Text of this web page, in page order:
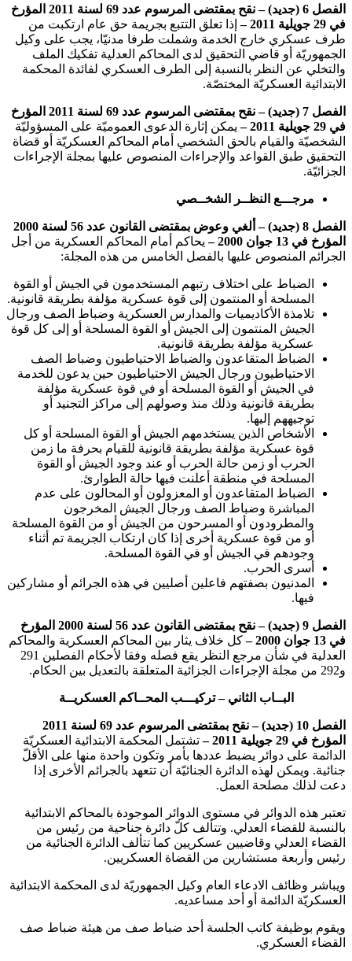
الفصل 6 (جديد) – نقح
بمقتضى المرسوم عدد 69 لسنة 2011 المؤرخ
في 29 جويلية 2011 –
إذا تعلق التتبع بجريمة حق عام ارتكبت من
طرف عسكري خارج الخدمة وشملت طرفا مدنيّا، يجب على وكيل
الجمهوريّة أو قاضي التحقيق لدى المحاكم العدلية تفكيك الملف
والتخلي عن النظر بالنسبة إلى الطرف العسكري لفائدة المحكمة
الابتدائية العسكريّة المختصّة.
الفصل 7 (جديد) – نقح
بمقتضى المرسوم عدد 69 لسنة 2011 المؤرخ
في 29 جويلية 2011 –
يمكن إثارة الدعوى العموميّة على المسؤوليّة
الشخصيّة والقيام بالحق الشخصي أمام المحاكم العسكريّة أو قضاة
التحقيق طبق القواعد والإجراءات المنصوص عليها بمجلة الإجراءات
الجزائيّة.
مرجـــع النظــر الشخــصي
الفصل 8 (جديد) – ألغي وعوض بمقتضى القانون عدد 56 لسنة 2000
المؤرخ في 13 جوان 2000 –
يحاكم أمام المحاكم العسكرية من أجل
الجرائم المنصوص عليها بالفصل الخامس من هذه المجلة:
الضباط على اختلاف رتبهم المستخدمون في الجيش أو القوة
المسلحة أو المنتمون إلى قوة عسكرية مؤلفة بطريقة قانونية.
تلامذة الأكاديميات والمدارس العسكرية وضباط الصف ورجال
الجيش المنتمون إلى الجيش أو القوة المسلحة أو إلى كل قوة
عسكرية مؤلفة بطريقة قانونية.
الضباط المتقاعدون والضباط الاحتياطيون وضباط الصف
الاحتياطيون ورجال الجيش الاحتياطيون حين يدعون للخدمة
في الجيش أو القوة المسلحة أو في قوة عسكرية مؤلفة
بطريقة قانونية وذلك منذ وصولهم إلى مراكز التجنيد أو
توجيههم إليها.
الأشخاص الذين يستخدمهم الجيش أو القوة المسلحة أو كل
قوة عسكرية مؤلفة بطريقة قانونية للقيام بحرفة ما زمن
الحرب أو زمن حالة الحرب أو عند وجود الجيش أو القوة
المسلحة في منطقة أعلنت فيها حالة الطوارئ.
الضباط المتقاعدون أو المعزولون أو المحالون على عدم
المباشرة وضباط الصف ورجال الجيش المخرجون
والمطرودون أو المسرحون من الجيش أو من القوة المسلحة
أو من قوة عسكرية أخرى إذا كان ارتكاب الجريمة تم أثناء
وجودهم في الجيش أو في القوة المسلحة.
أسرى الحرب.
المدنيون بصفتهم فاعلين أصليين في هذه الجرائم أو مشاركين
فيها.
الفصل 9 (جديد)
– نقح بمقتضى القانون عدد 56 لسنة 2000 المؤرخ
في 13 جوان 2000 –
كل خلاف يثار بين المحاكم العسكرية والمحاكم
العدلية في شأن مرجع النظر يقع فصله وفقا لأحكام الفصلين 291
و292 من مجلة الإجراءات الجزائية المتعلقة بالتعديل بين الحكام.
البــاب الثاني – تركيـــب المحــاكم العسكريــة
الفصل 10 (جديد) – نقح
بمقتضى المرسوم عدد 69 لسنة 2011
المؤرخ في 29 جويلية 2011 –
تشتمل المحكمة الابتدائية العسكريّة
الدائمة على دوائر يضبط عددها بأمر وتكون واحدة منها على الأقلّ
جنائية. ويمكن لهذه الدائرة الجنائيّة أن تتعهد بالجرائم الأخرى إذا
دعت لذلك مصلحة العمل.
تعتبر هذه الدوائر في مستوى الدوائر الموجودة بالمحاكم الابتدائية
بالنسبة للقضاء العدلي. وتتألف كلّ دائرة جناحية من رئيس من
القضاء العدلي وقاضيين عسكريين كما تتألف الدائرة الجنائية من
رئيس وأربعة مستشارين من القضاة العسكريين.
ويباشر وظائف الادعاء العام وكيل الجمهوريّة لدى المحكمة الابتدائية
العسكريّة الدائمة أو أحد مساعديه.
ويقوم بوظيفة كاتب الجلسة أحد ضباط صف من هيئة ضباط صف
القضاء العسكري.